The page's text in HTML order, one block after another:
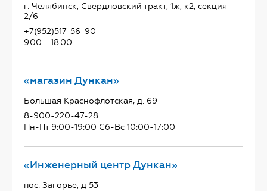
г. Челябинск, Свердловский тракт, 1ж, к2, секция
2/6
+7(952)517-56-90
9.00 - 18.00
«магазин Дункан»
Большая Краснофлотская, д. 69
8-900-220-47-28
Пн-Пт 9:00-19:00 Сб-Вс 10:00-17:00
«Инженерный центр Дункан»
пос. Загорье, д 53